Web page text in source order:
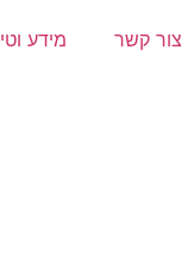
צור קשר מידע